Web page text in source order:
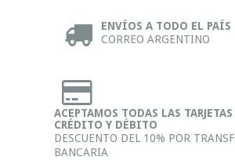
ENVÍOS A TODO EL PAÍS
CORREO ARGENTINO
ACEPTAMOS TODAS LAS TARJETAS
CRÉDITO Y DÉBITO
DESCUENTO DEL 10% POR
BANCARIA